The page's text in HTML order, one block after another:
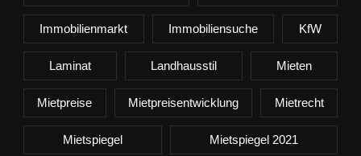
Immobilienmarkt Immobiliensuche KfW
Laminat Landhausstil Mieten
Mietpreise Mietpreisentwicklung Mietrecht
Mietspiegel Mietspiegel 2021